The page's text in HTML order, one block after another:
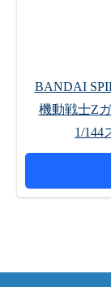
BANDAI
機動戦士Z
1/144